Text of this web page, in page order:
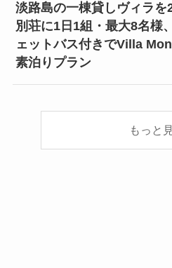
淡路島の一棟貸しヴィラを
別荘に1日1組・最大8名様
ェットバス付きでVilla
素泊りプラン
もっと